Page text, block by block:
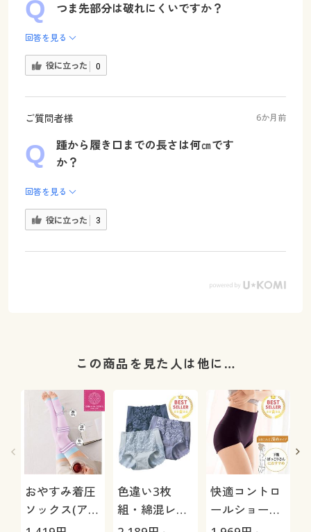
つま先部分は破れにくいですか？
回答を見る
役に立った 0
ご質問者様 6か月前
踵から履き口までの長さは何㎝です
か？
回答を見る
役に立った 3
この商品を見た人は他に…
おやすみ着圧
ソックス(アシ
スキット®)
色違い3枚
組・綿混レー
シィショーツ
快適コントロ
ールショーツ/
下腹を心地よ